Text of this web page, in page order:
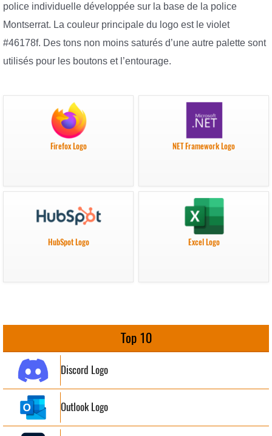
police individuelle développée sur la base de la police
Montserrat. La couleur principale du logo est le violet
#46178f. Des tons non moins saturés d’une autre palette sont
utilisés pour les boutons et l’entourage.
Firefox Logo NET Framework Logo
HubSpot Logo Excel Logo
Top 10
Discord Logo
Outlook Logo